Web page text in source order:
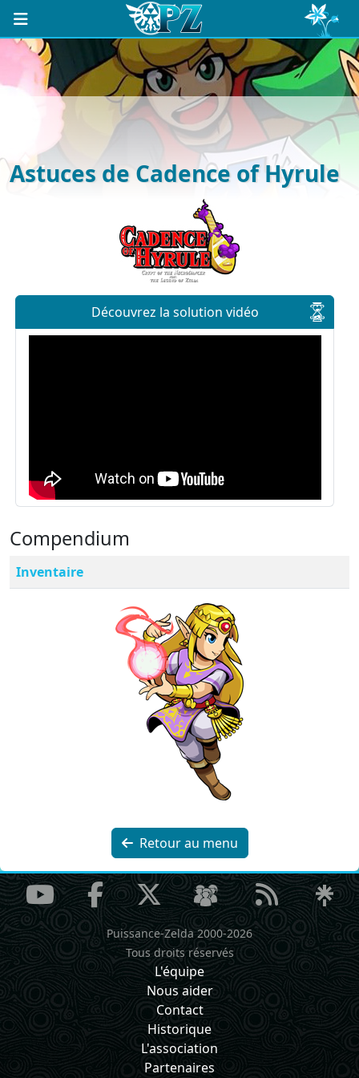
Astuces de Cadence of Hyrule
Découvrez la solution vidéo
Compendium
Inventaire
Retour au menu
Puissance-Zelda 2000-2026
Tous droits réservés
L'équipe
Nous aider
Contact
Historique
L'association
Partenaires